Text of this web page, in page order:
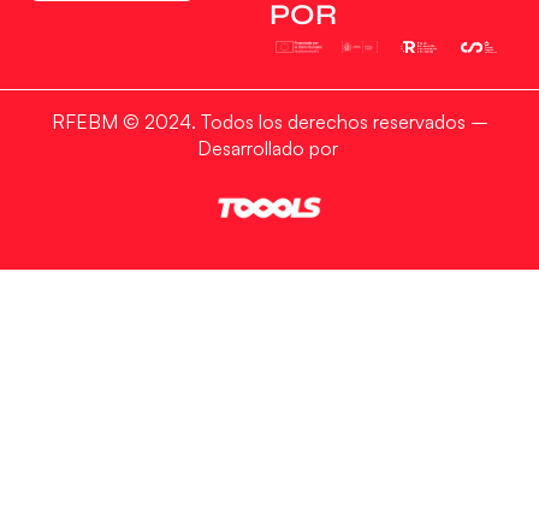
POR
RFEBM © 2024. Todos los derechos reservados –
Desarrollado por